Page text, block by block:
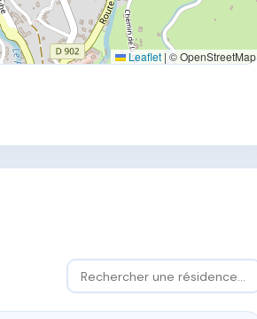
Leaflet | © OpenStreetMap